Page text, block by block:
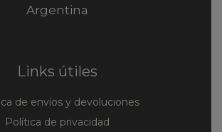
Argentina
Links útiles
de envíos y devoluciones
Política de privacidad